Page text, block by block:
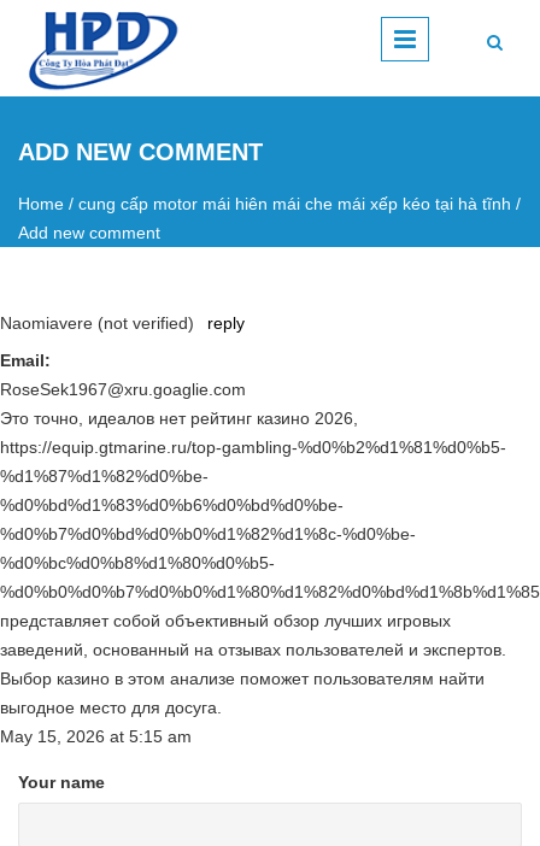
Skip to main content
ADD NEW COMMENT
You are here
Home / cung cấp motor mái hiên mái che mái xếp kéo tại hà tĩnh /
Add new comment
Naomiavere (not verified)
reply
Email:
RoseSek1967@xru.goaglie.com
Это точно, идеалов нет рейтинг казино 2026,
https://equip.gtmarine.ru/top-gambling-%d0%b2%d1%81%d0%b5-
%d1%87%d1%82%d0%be-
%d0%bd%d1%83%d0%b6%d0%bd%d0%be-
%d0%b7%d0%bd%d0%b0%d1%82%d1%8c-%d0%be-
%d0%bc%d0%b8%d1%80%d0%b5-
представляет собой объективный обзор лучших игровых
заведений, основанный на отзывах пользователей и экспертов.
Выбор казино в этом анализе поможет пользователям найти
выгодное место для досуга.
May 15, 2026 at 5:15 am
Your name